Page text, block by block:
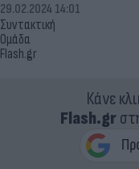
Συντακτική
Ομάδα
Flash.gr
29.02.2024 14:01
Κάνε
Flash.gr